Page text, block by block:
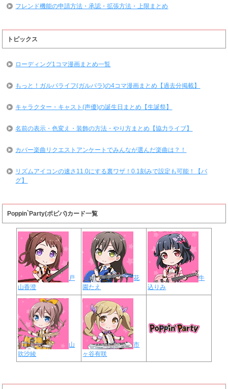
フレンド機能の申請方法・承認・拡張方法・上限まとめ
トピックス
ローディング1コマ漫画まとめ一覧
もっと！ガルパライフ(ガルパラ)の4コマ漫画まとめ【過去分掲載】
キャラクター・キャスト(声優)の誕生日まとめ【生誕祭】
名前の表示・色変え・装飾の方法・やり方まとめ【協力ライブ】
カバー楽曲リクエストアンケートでみんなが選んだ楽曲は？！
リズムアイコンの速さ11.0にする裏ワザ！0.1刻みで設定も可能！【バ
グ】
Poppin`Party(ポピパ)カード一覧
戸
山香澄
花
園たえ
牛
込りみ
山
吹沙綾
市
ヶ谷有咲